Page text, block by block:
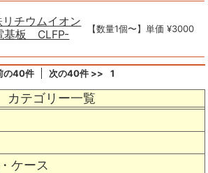
カテゴリー一覧
ケース
チウムイオン
基板 CLFP-
【数量1個〜】単価 ¥3000
の40件 次の40件 >> 1